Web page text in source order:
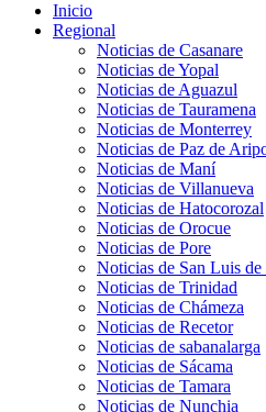
Inicio
Regional
Noticias de Casanare
Noticias de Yopal
Noticias de Aguazul
Noticias de Tauramena
Noticias de Monterrey
Noticias de Paz de
Noticias de Maní
Noticias de Villanueva
Noticias de Hatocorozal
Noticias de Orocue
Noticias de Pore
Noticias de San Luis de
Noticias de Trinidad
Noticias de Chámeza
Noticias de Recetor
Noticias de sabanalarga
Noticias de Sácama
Noticias de Tamara
Noticias de Nunchia